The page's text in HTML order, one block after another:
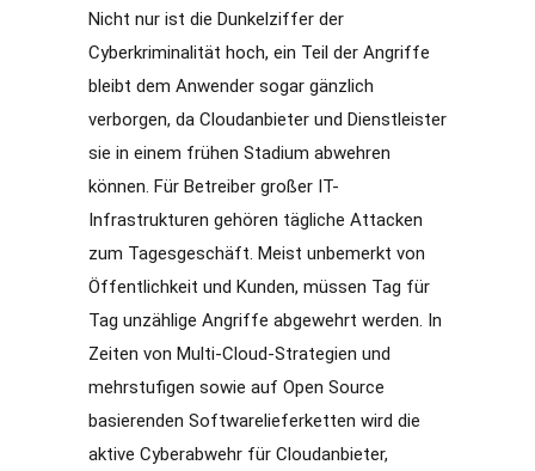
Nicht nur ist die Dunkelziffer der
Cyberkriminalität hoch, ein Teil der Angriffe
bleibt dem Anwender sogar gänzlich
verborgen, da Cloudanbieter und Dienstleister
sie in einem frühen Stadium abwehren
können. Für Betreiber großer IT-
Infrastrukturen gehören tägliche Attacken
zum Tagesgeschäft. Meist unbemerkt von
Öffentlichkeit und Kunden, müssen Tag für
Tag unzählige Angriffe abgewehrt werden. In
Zeiten von Multi-Cloud-Strategien und
mehrstufigen sowie auf Open Source
basierenden Softwarelieferketten wird die
aktive Cyberabwehr für Cloudanbieter,